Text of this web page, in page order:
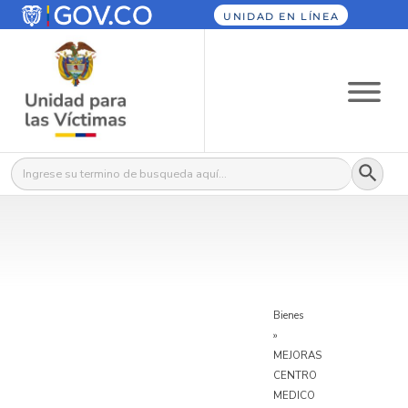
UNIDAD EN LÍNEA
Buscar: Botón
Bienes
»
MEJORAS
CENTRO
MEDICO